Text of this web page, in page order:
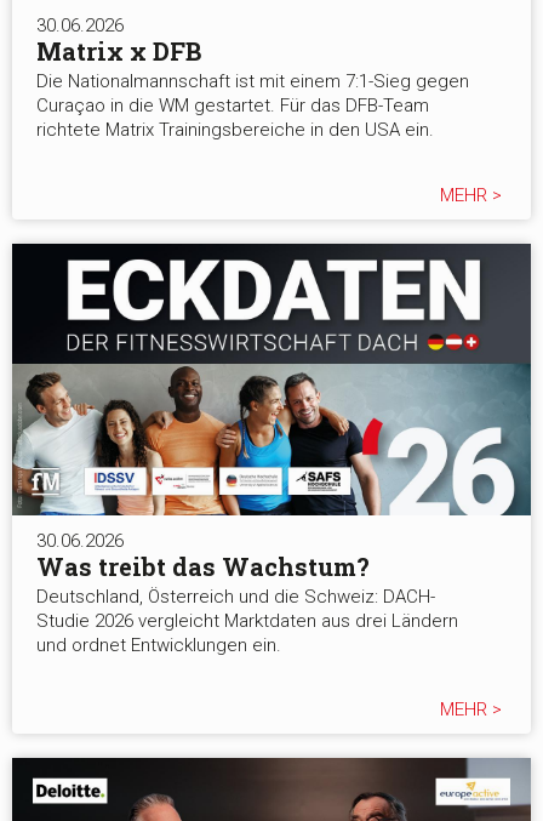
30.06.2026
Matrix x DFB
Die Nationalmannschaft ist mit einem 7:1-Sieg gegen
Curaçao in die WM gestartet. Für das DFB-Team
richtete Matrix Trainingsbereiche in den USA ein.
MEHR >
30.06.2026
Was treibt das Wachstum?
Deutschland, Österreich und die Schweiz: DACH-
Studie 2026 vergleicht Marktdaten aus drei Ländern
und ordnet Entwicklungen ein.
MEHR >